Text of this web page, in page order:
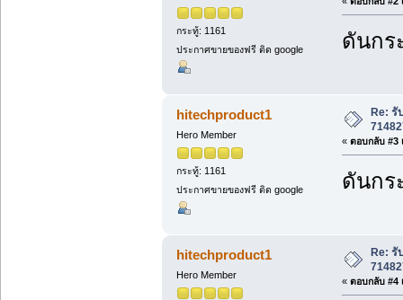
กระทู้: 1161
ประกาศขายของฟรี ติด google
ดันกร
hitechproduct1
Hero Member
กระทู้: 1161
ประกาศขายของฟรี ติด google
Re: รั
« ตอบกลับ #3
ดันกร
hitechproduct1
Hero Member
Re:
« ตอบกลับ #4